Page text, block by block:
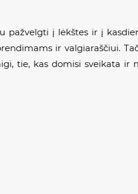
į lėkštes ir į
ir valgiaraščiui.
tie, kas domisi sveikata